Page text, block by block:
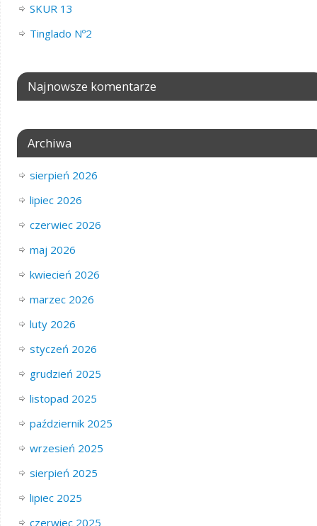
SKUR 13
Tinglado Nº2
Najnowsze komentarze
Archiwa
sierpień 2026
lipiec 2026
czerwiec 2026
maj 2026
kwiecień 2026
marzec 2026
luty 2026
styczeń 2026
grudzień 2025
listopad 2025
październik 2025
wrzesień 2025
sierpień 2025
lipiec 2025
czerwiec 2025